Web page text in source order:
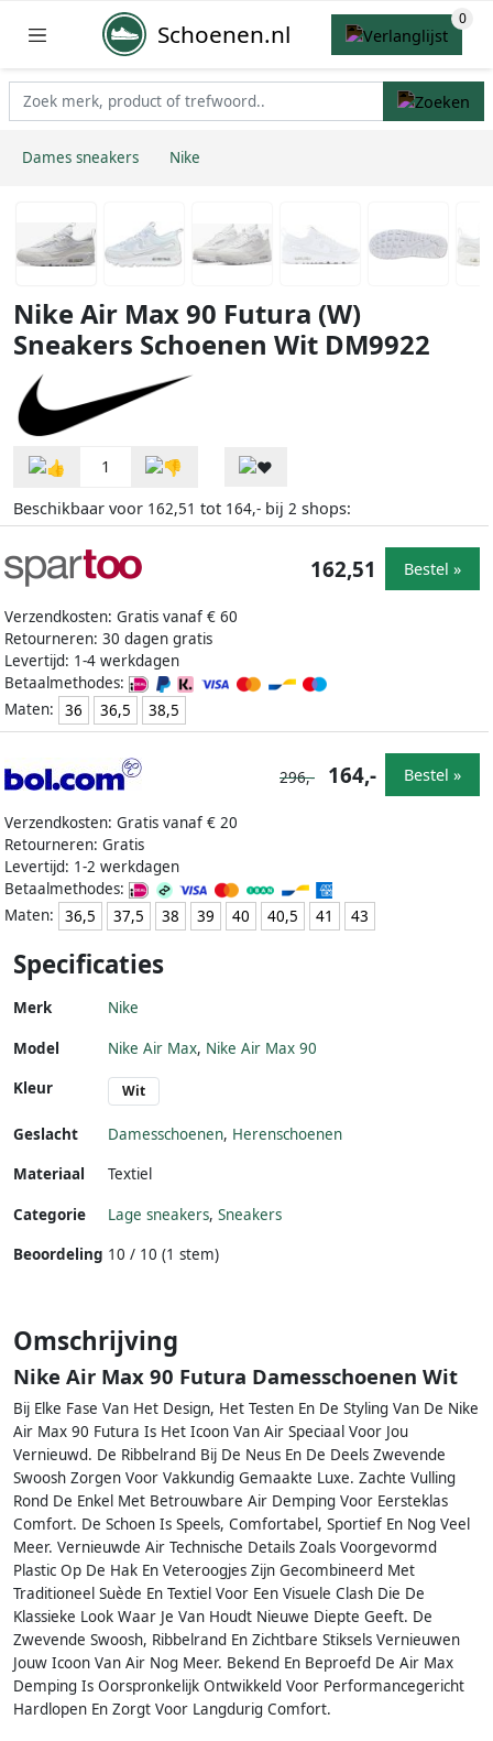
Schoenen.nl
Dames sneakers Nike
Nike Air Max 90 Futura (W)
Sneakers Schoenen Wit DM9922
1
Beschikbaar voor 162,51 tot 164,- bij 2 shops:
Verzendkosten: Gratis vanaf € 60
Retourneren: 30 dagen gratis
Levertijd: 1-4 werkdagen
Betaalmethodes:
Maten:
36 36,5 38,5
162,51 Bestel »
Verzendkosten: Gratis vanaf € 20
Retourneren: Gratis
Levertijd: 1-2 werkdagen
Betaalmethodes:
Maten:
36,5 37,5 38 39 40 40,5 41 43
296,- 164,- Bestel »
Specificaties
Merk Nike
Model Nike Air Max, Nike Air Max 90
Kleur
Wit
Geslacht Damesschoenen, Herenschoenen
Materiaal
Textiel
Categorie Lage sneakers, Sneakers
Beoordeling 10 / 10 (1 stem)
Omschrijving
Nike Air Max 90 Futura Damesschoenen Wit
Bij Elke Fase Van Het Design, Het Testen En De Styling Van De Nike
Air Max 90 Futura Is Het Icoon Van Air Speciaal Voor Jou
Vernieuwd. De Ribbelrand Bij De Neus En De Deels Zwevende
Swoosh Zorgen Voor Vakkundig Gemaakte Luxe. Zachte Vulling
Rond De Enkel Met Betrouwbare Air Demping Voor Eersteklas
Comfort. De Schoen Is Speels, Comfortabel, Sportief En Nog Veel
Meer. Vernieuwde Air Technische Details Zoals Voorgevormd
Plastic Op De Hak En Veteroogjes Zijn Gecombineerd Met
Traditioneel Suède En Textiel Voor Een Visuele Clash Die De
Klassieke Look Waar Je Van Houdt Nieuwe Diepte Geeft. De
Zwevende Swoosh, Ribbelrand En Zichtbare Stiksels Vernieuwen
Jouw Icoon Van Air Nog Meer. Bekend En Beproefd De Air Max
Demping Is Oorspronkelijk Ontwikkeld Voor Performancegericht
Hardlopen En Zorgt Voor Langdurig Comfort.